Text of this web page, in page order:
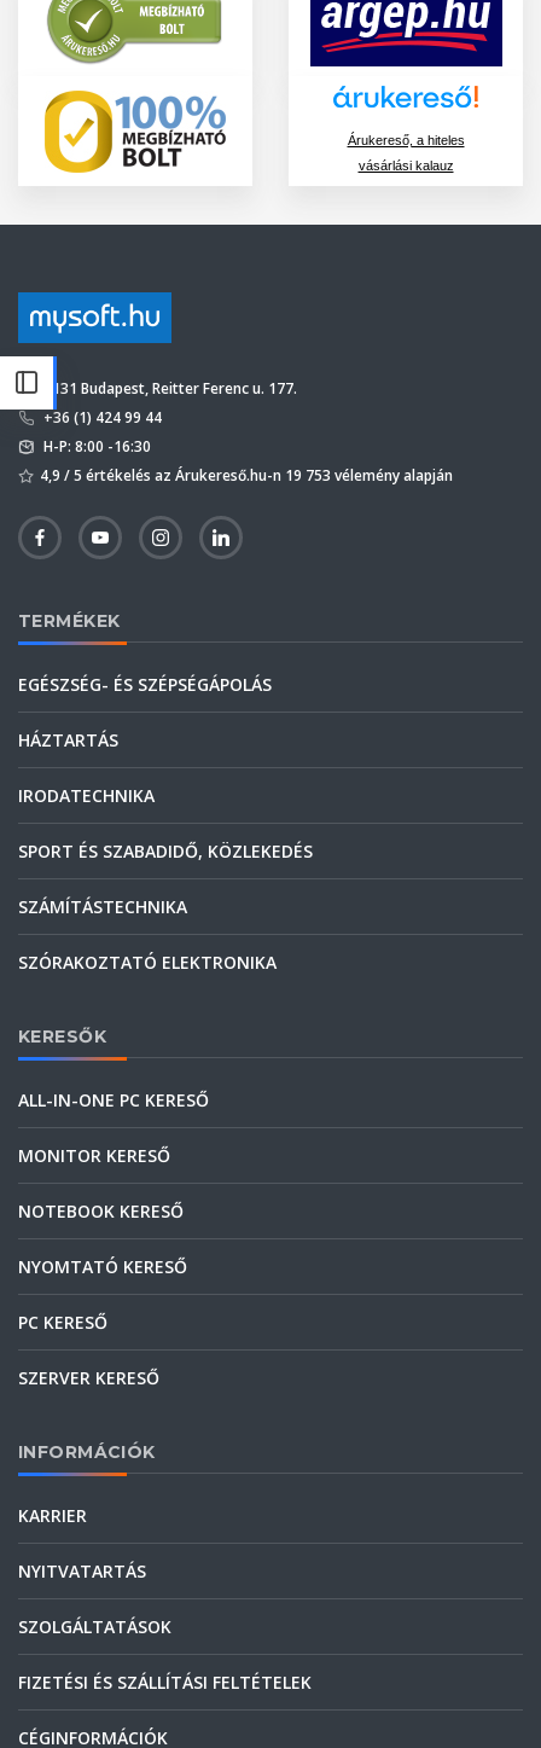
Árukereső, a hiteles
vásárlási kalauz
1131 Budapest, Reitter Ferenc u. 177.
+36 (1) 424 99 44
H-P: 8:00 -16:30
4,9 / 5 értékelés az Árukereső.hu-n 19 753 vélemény alapján
TERMÉKEK
EGÉSZSÉG- ÉS SZÉPSÉGÁPOLÁS
HÁZTARTÁS
IRODATECHNIKA
SPORT ÉS SZABADIDŐ, KÖZLEKEDÉS
SZÁMÍTÁSTECHNIKA
SZÓRAKOZTATÓ ELEKTRONIKA
KERESŐK
ALL-IN-ONE PC KERESŐ
MONITOR KERESŐ
NOTEBOOK KERESŐ
NYOMTATÓ KERESŐ
PC KERESŐ
SZERVER KERESŐ
INFORMÁCIÓK
KARRIER
NYITVATARTÁS
SZOLGÁLTATÁSOK
FIZETÉSI ÉS SZÁLLÍTÁSI FELTÉTELEK
CÉGINFORMÁCIÓK